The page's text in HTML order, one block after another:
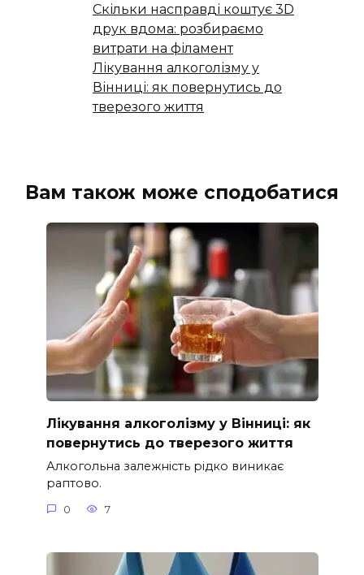
Скільки насправді коштує 3D
друк вдома: розбираємо
витрати на філамент
Лікування алкоголізму у
Вінниці: як повернутись до
тверезого життя
Вам також може сподобатися
Лікування алкоголізму у Вінниці: як
повернутись до тверезого життя
Алкогольна залежність рідко виникає
раптово.
0 7